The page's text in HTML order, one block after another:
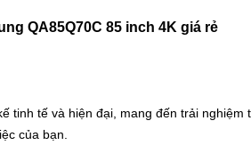
QA85Q70C 85 inch 4K giá rẻ
tinh tế và hiện đại, mang đến trải
của bạn.